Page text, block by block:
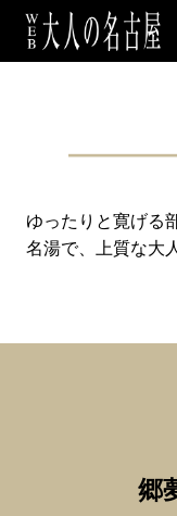
ゆったりと寛げる
名湯で、
上質な大
郷